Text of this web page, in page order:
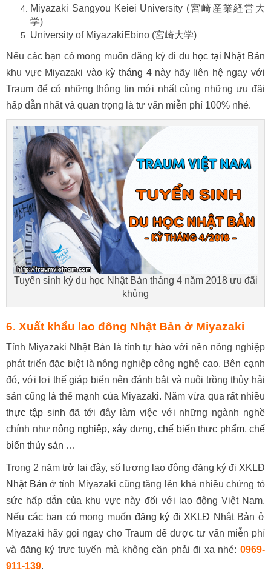
Miyazaki Sangyou Keiei University (宮崎産業経営大
学)
University of MiyazakiEbino (宮崎大学)
Nếu các bạn có mong muốn đăng ký đi du học tại Nhật Bản
khu vực Miyazaki vào kỳ tháng 4này hãy liên hệ ngay với
Traum để có những thông tin mới nhất cùng những ưu đãi
hấp dẫn nhất và quan trọng là tư vấn miễn phí 100% nhé.
Tuyển sinh kỳ du học Nhật Bản tháng 4 năm 2018 ưu đãi
khủng
6. Xuất khẩu lao đông Nhật Bản ở Miyazaki
Tỉnh Miyazaki Nhật Bản là tỉnh tự hào với nền nông nghiệp
phát triển đặc biệt là nông nghiệp công nghệ cao. Bên cạnh
đó, với lợi thế giáp biển nên đánh bắt và nuôi trồng thủy hải
sản cũng là thế mạnh của Miyazaki. Năm vừa qua rất nhiều
thực tập sinh đã tới đây làm việc với những ngành nghề
chính như nông nghiệp, xây dựng, chế biến thực phẩm, chế
biến thủy sản …
Trong 2 năm trở lại đây, số lượng lao động đăng ký đi XKLĐ
Nhật Bản ở tỉnh Miyazaki cũng tăng lên khá nhiều chứng tỏ
sức hấp dẫn của khu vực này đối với lao động Việt Nam.
Nếu các bạn có mong muốn đăng ký đi XKLĐ Nhật Bản ở
Miyazaki hãy gọi ngay cho Traum để được tư vấn miễn phí
và đăng ký trực tuyến mà không cần phải đi xa nhé: 0969-
911-139.